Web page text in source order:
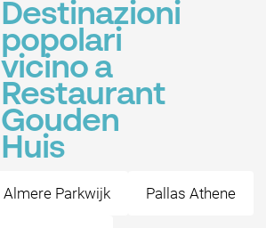
Destinazioni
popolari
vicino a
Restaurant
Gouden
Huis
Almere Parkwijk Pallas Athene